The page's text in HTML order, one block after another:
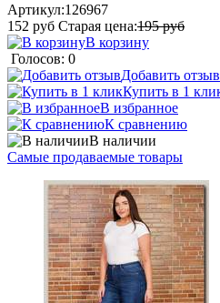
Артикул:126967
152 руб Старая цена:195руб
В корзину
Голосов: 0
Добавить отзыв
Купить в 1
В избранное
К сравнению
В наличии
Самые продаваемые товары